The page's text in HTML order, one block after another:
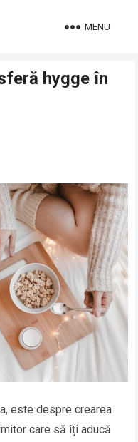
MENU
hygge în
este despre crearea
care să îți aducă